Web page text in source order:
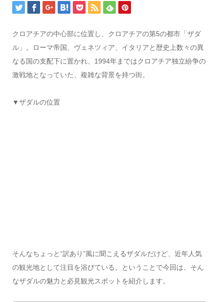
クロアチアの中心部に位置し、クロアチアの第5の都市「ザダ
ル」。ローマ帝国、ヴェネツィア、イタリアと歴史上数々の異
なる国の支配下に置かれ、1994年まではクロアチア独立紛争の
激戦地となっていた、複雑な背景を持つ街。
▼ザダルの位置
そんなちょっと“訳あり”風に聞こえるザダルだけど、近年人気
の観光地として注目を浴びている。ということで今回は、そん
なザダルの魅力と必見観光スポットを紹介します。